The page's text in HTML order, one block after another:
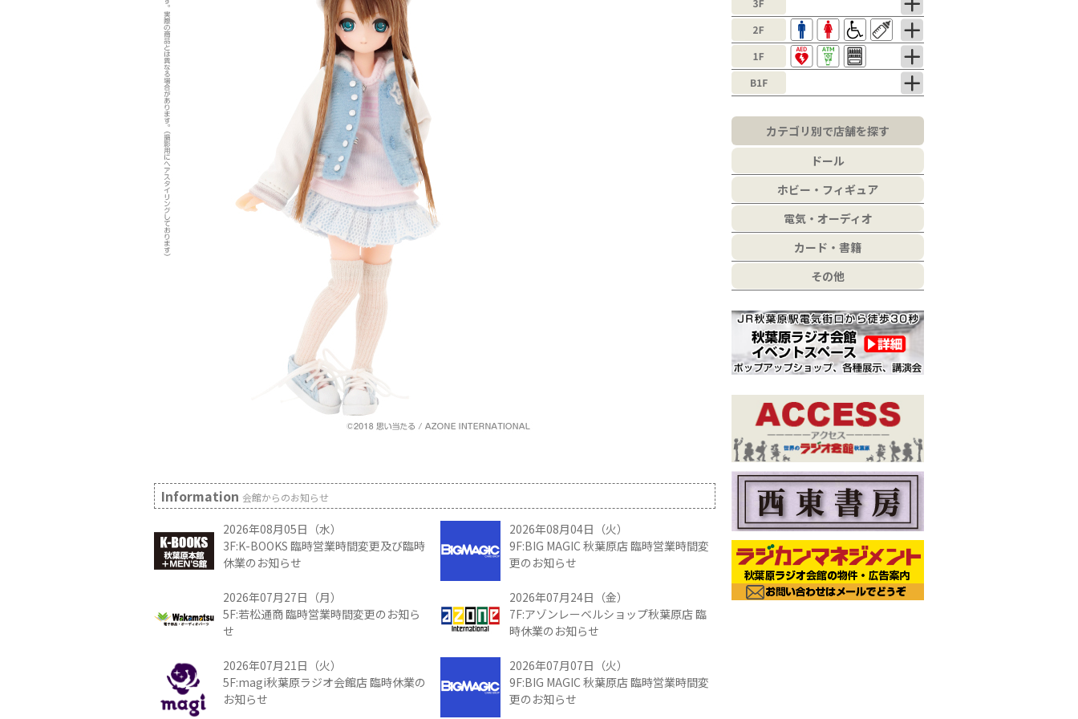
Information 会館からのお知らせ
2026年08月05日（水）
3F:K-BOOKS 臨時営業時間変更及び臨時
休業のお知らせ
2026年08月04日（火）
9F:BIG MAGIC 秋葉原店 臨時営業時間変
更のお知らせ
2026年07月27日（月）
5F:若松通商 臨時営業時間変更のお知ら
せ
2026年07月24日（金）
7F:アゾンレーベルショップ秋葉原店 臨
時休業のお知らせ
2026年07月21日（火）
5F:magi秋葉原ラジオ会館店 臨時休業の
お知らせ
2026年07月07日（火）
9F:BIG MAGIC 秋葉原店 臨時営業時間変
更のお知らせ
カテゴリ別で店舗を探す
ドール
ホビー・フィギュア
電気・オーディオ
カード・書籍
その他